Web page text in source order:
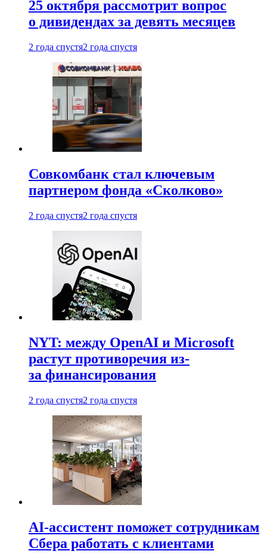
25 октября рассмотрит вопрос
о дивидендах за девять месяцев
2 года спустя2 года спустя
Совкомбанк стал ключевым
партнером фонда «Сколково»
2 года спустя2 года спустя
NYT: между OpenAI и Microsoft
растут противоречия из-
за финансирования
2 года спустя2 года спустя
AI-ассистент поможет сотрудникам
Сбера работать с клиентами